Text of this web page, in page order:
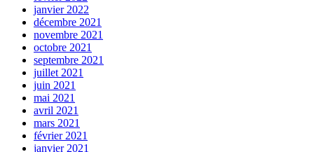
janvier 2022
décembre 2021
novembre 2021
octobre 2021
septembre 2021
juillet 2021
juin 2021
mai 2021
avril 2021
mars 2021
février 2021
janvier 2021